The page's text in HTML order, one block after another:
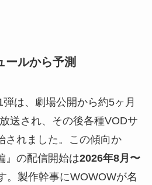
ールから予測
は、劇場公開から約5ヶ月
送され、その後各種VODサ
されました。この傾向か
』の配信開始は2026年8月〜
。製作幹事にWOWOWが名